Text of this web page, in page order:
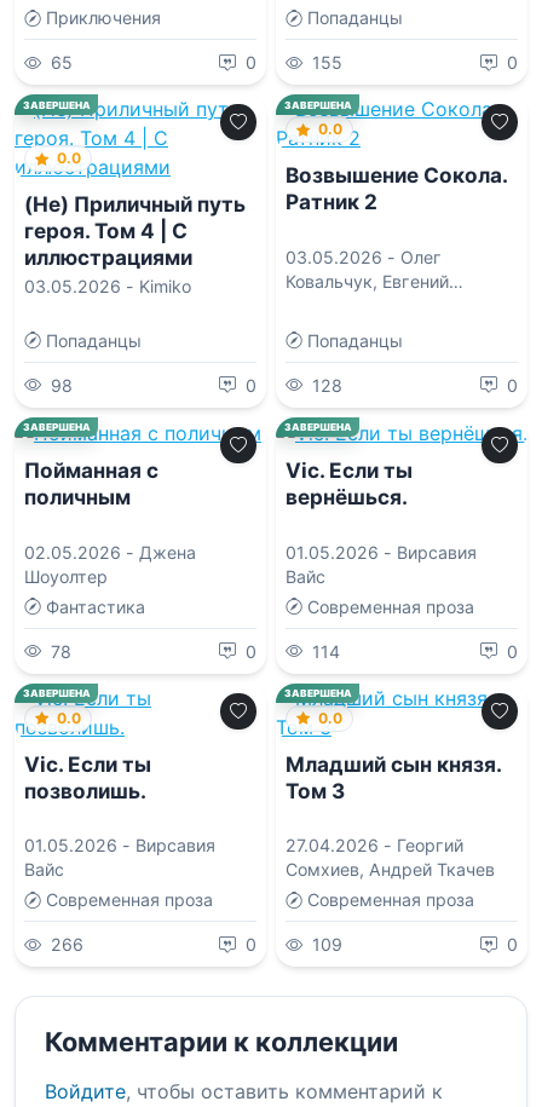
Приключения
65 0
Попаданцы
155 0
ЗАВЕРШЕНА
0.0
(Не) Приличный путь
героя. Том 4 | С
иллюстрациями
03.05.2026 - Kimiko
Попаданцы
98 0
ЗАВЕРШЕНА
0.0
Возвышение Сокола.
Ратник 2
03.05.2026 - Олег
Ковальчук, Евгений
Попаданцы
128 0
ЗАВЕРШЕНА
0.0
Пойманная с
поличным
02.05.2026 - Джена
Шоуолтер
Фантастика
78 0
ЗАВЕРШЕНА
0.0
Vic. Если ты
вернёшься.
01.05.2026 - Вирсавия
Вайс
Современная проза
114 0
ЗАВЕРШЕНА
0.0
Vic. Если ты
позволишь.
01.05.2026 - Вирсавия
Вайс
Современная проза
266 0
ЗАВЕРШЕНА
0.0
Младший сын князя.
Том 3
27.04.2026 - Георгий
Сомхиев, Андрей Ткачев
Современная проза
109 0
Комментарии к коллекции
Войдите, чтобы оставить комментарий к